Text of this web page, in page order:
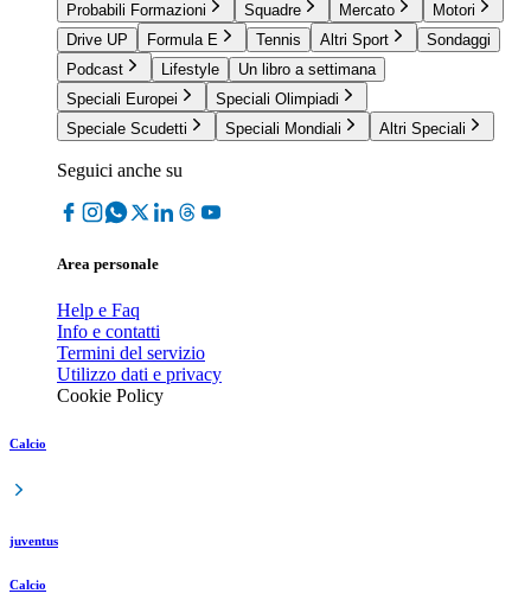
Probabili Formazioni
Squadre Mercato
Motori
Drive UP
Formula E Tennis Altri Sport
Sondaggi
Podcast
Lifestyle
Un libro a settimana
Speciali Europei
Speciali Olimpiadi
Speciale Scudetti
Speciali Mondiali Altri Speciali
Seguici anche su
Area personale
Help e Faq
Info e contatti
Termini del servizio
Utilizzo dati e privacy
Cookie Policy
Calcio
juventus
Calcio